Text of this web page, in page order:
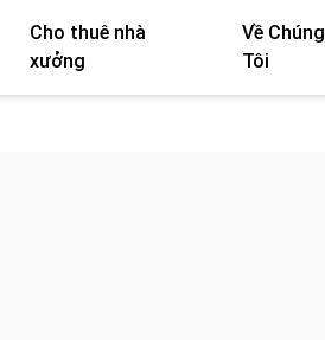
Cho thuê nhà
xưởng
Về Chúng
Tôi